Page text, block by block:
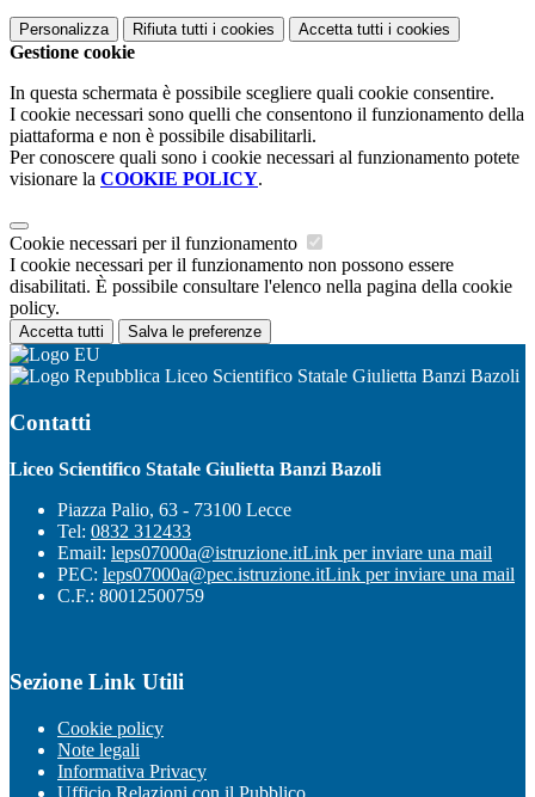
Personalizza Rifiuta tutti i cookies Accetta tutti i cookies
Gestione cookie
In questa schermata è possibile scegliere quali cookie consentire.
I cookie necessari sono quelli che consentono il funzionamento della
piattaforma e non è possibile disabilitarli.
Per conoscere quali sono i cookie necessari al funzionamento potete
visionare la COOKIE POLICY.
Cookie necessari per il funzionamento
I cookie necessari per il funzionamento non possono essere
disabilitati. È possibile consultare l'elenco nella pagina della cookie
policy.
Accetta tutti Salva le preferenze
Liceo Scientifico Statale Giulietta Banzi Bazoli
Contatti
Liceo Scientifico Statale Giulietta Banzi Bazoli
Piazza Palio, 63 - 73100 Lecce
Tel: 0832 312433
Email: leps07000a@istruzione.itLink per inviare una mail
PEC: leps07000a@pec.istruzione.itLink per inviare una mail
C.F.: 80012500759
Sezione Link Utili
Cookie policy
Note legali
Informativa Privacy
Ufficio Relazioni con il Pubblico